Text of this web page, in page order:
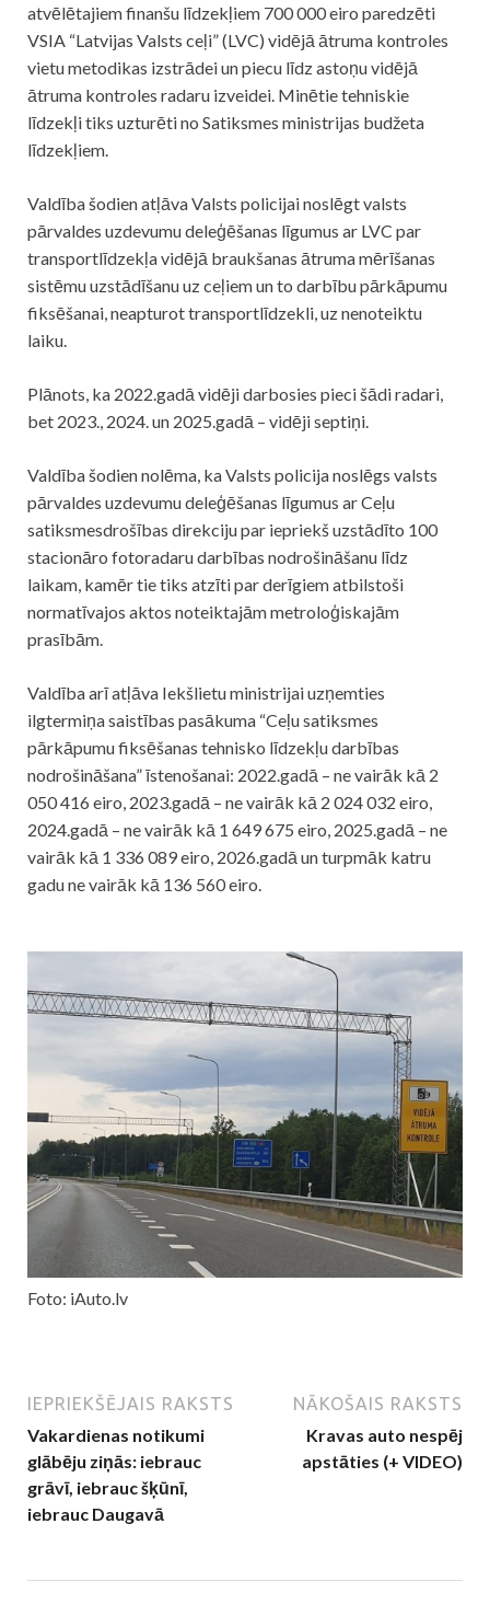
atvēlētajiem finanšu līdzekļiem 700 000 eiro paredzēti
VSIA “Latvijas Valsts ceļi” (LVC) vidējā ātruma kontroles
vietu metodikas izstrādei un piecu līdz astoņu vidējā
ātruma kontroles radaru izveidei. Minētie tehniskie
līdzekļi tiks uzturēti no Satiksmes ministrijas budžeta
līdzekļiem.
Valdība šodien atļāva Valsts policijai noslēgt valsts
pārvaldes uzdevumu deleģēšanas līgumus ar LVC par
transportlīdzekļa vidējā braukšanas ātruma mērīšanas
sistēmu uzstādīšanu uz ceļiem un to darbību pārkāpumu
fiksēšanai, neapturot transportlīdzekli, uz nenoteiktu
laiku.
Plānots, ka 2022.gadā vidēji darbosies pieci šādi radari,
bet 2023., 2024. un 2025.gadā – vidēji septiņi.
Valdība šodien nolēma, ka Valsts policija noslēgs valsts
pārvaldes uzdevumu deleģēšanas līgumus ar Ceļu
satiksmesdrošības direkciju par iepriekš uzstādīto 100
stacionāro fotoradaru darbības nodrošināšanu līdz
laikam, kamēr tie tiks atzīti par derīgiem atbilstoši
normatīvajos aktos noteiktajām metroloģiskajām
prasībām.
Valdība arī atļāva Iekšlietu ministrijai uzņemties
ilgtermiņa saistības pasākuma “Ceļu satiksmes
pārkāpumu fiksēšanas tehnisko līdzekļu darbības
nodrošināšana” īstenošanai: 2022.gadā – ne vairāk kā 2
050 416 eiro, 2023.gadā – ne vairāk kā 2 024 032 eiro,
2024.gadā – ne vairāk kā 1 649 675 eiro, 2025.gadā – ne
vairāk kā 1 336 089 eiro, 2026.gadā un turpmāk katru
gadu ne vairāk kā 136 560 eiro.
Foto: iAuto.lv
IEPRIEKŠĒJAIS RAKSTS
Vakardienas notikumi
glābēju ziņās: iebrauc
grāvī, iebrauc šķūnī,
iebrauc Daugavā
NĀKOŠAIS RAKSTS
Kravas auto nespēj
apstāties (+ VIDEO)